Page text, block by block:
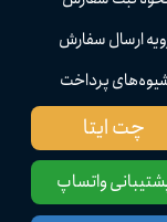
ارسال سفارش
پرداخت
واتساپ
چت ایتا